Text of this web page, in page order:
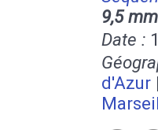
9,5 mm
Date :
d'Azur |